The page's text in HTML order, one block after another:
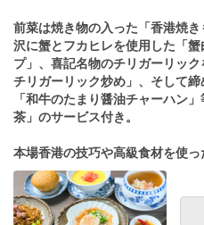
前菜は焼き物の入った「香港焼
沢に蟹とフカヒレを使用した「
プ」、喜記名物のチリガーリッ
チリガーリック炒め」、そして
「和牛のたまり醤油チャーハン
茶」のサービス付き。
本場香港の技巧や高級食材を使っ